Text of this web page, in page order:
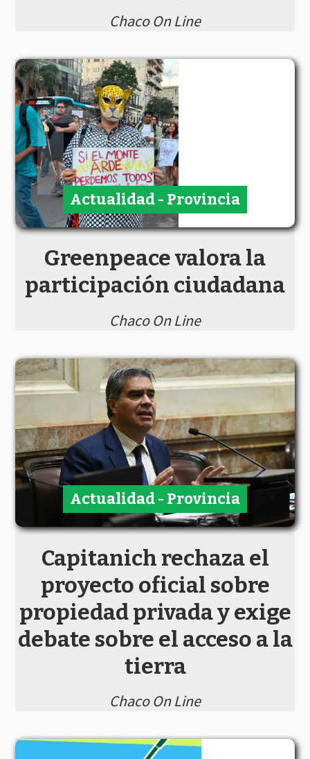
Chaco On Line
Greenpeace valora la
participación ciudadana
Chaco On Line
Actualidad - Provincia
Capitanich rechaza el
proyecto oficial sobre
propiedad privada y exige
debate sobre el acceso a la
tierra
Chaco On Line
Actualidad - Provincia